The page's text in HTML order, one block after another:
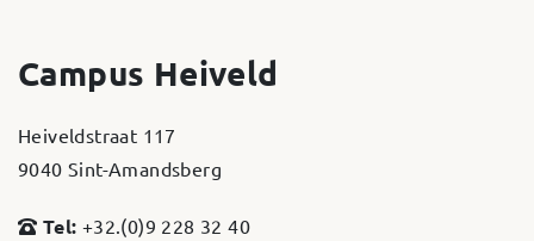
Campus Heiveld
Heiveldstraat 117
9040 Sint-Amandsberg
Tel: +32.(0)9 228 32 40